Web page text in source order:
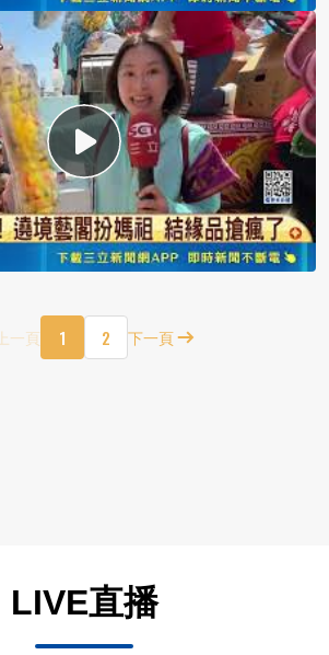
上一頁 1 2 下一頁
LIVE直播